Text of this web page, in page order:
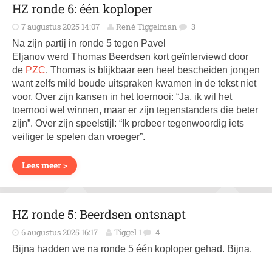
HZ ronde 6: één koploper
7 augustus 2025 14:07 René Tiggelman 3
Na zijn partij in ronde 5 tegen Pavel
Eljanov werd Thomas Beerdsen kort geïnterviewd door
de PZC. Thomas is blijkbaar een heel bescheiden jongen
want zelfs mild boude uitspraken kwamen in de tekst niet
voor. Over zijn kansen in het toernooi: “Ja, ik wil het
toernooi wel winnen, maar er zijn tegenstanders die beter
zijn”. Over zijn speelstijl: “Ik probeer tegenwoordig iets
veiliger te spelen dan vroeger”.
Lees meer >
HZ ronde 5: Beerdsen ontsnapt
6 augustus 2025 16:17 Tiggel 1 4
Bijna hadden we na ronde 5 één koploper gehad. Bijna.